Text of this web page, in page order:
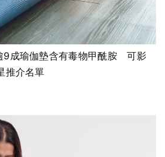
9成瑜伽墊含有毒物甲酰胺 可影
推介名單